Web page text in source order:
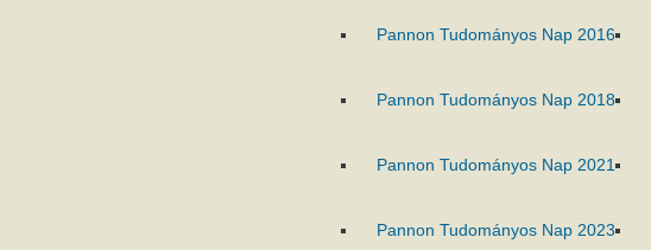
Pannon Tudományos Nap 2016
Pannon Tudományos Nap 2018
Pannon Tudományos Nap 2021
Pannon Tudományos Nap 2023